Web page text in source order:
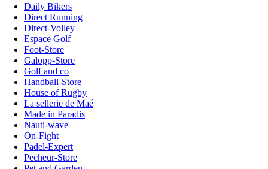
Daily Bikers
Direct Running
Direct-Volley
Espace Golf
Foot-Store
Galopp-Store
Golf and co
Handball-Store
House of Rugby
La sellerie de Maé
Made in Paradis
Nauti-wave
On-Fight
Padel-Expert
Pecheur-Store